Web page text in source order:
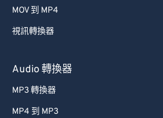
MOV 到 MP4
視訊轉換器
Audio 轉換器
MP3 轉換器
MP4 到 MP3